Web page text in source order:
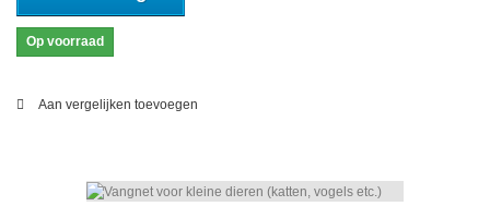
Op voorraad
Aan vergelijken toevoegen